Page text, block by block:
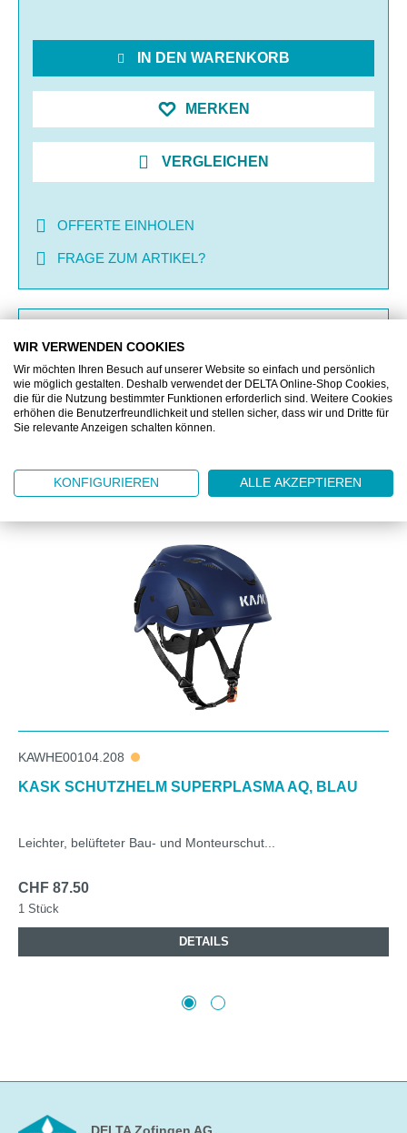
IN DEN WARENKORB
MERKEN
VERGLEICHEN
OFFERTE EINHOLEN
FRAGE ZUM ARTIKEL?
ZUSATZINFORMATIONEN
Produktgalerie überspringen
ZUBEHÖR
KAWHE00104.208
KASK SCHUTZHELM SUPERPLASMA AQ, BLAU
Leichter, belüfteter Bau- und Monteurschut...
CHF 87.50
1 Stück
DETAILS
WIR VERWENDEN COOKIES
Wir möchten Ihren Besuch auf unserer Website so einfach und persönlich
wie möglich gestalten. Deshalb verwendet der DELTA Online-Shop Cookies,
die für die Nutzung bestimmter Funktionen erforderlich sind. Weitere Cookies
erhöhen die Benutzerfreundlichkeit und stellen sicher, dass wir und Dritte für
Sie relevante Anzeigen schalten können.
KONFIGURIEREN ALLE AKZEPTIEREN